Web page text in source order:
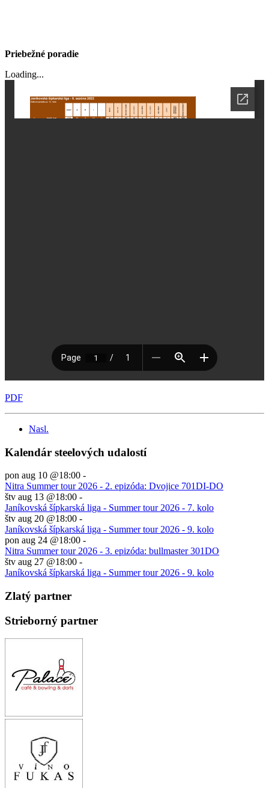
Priebežné poradie
Loading...
PDF
Nasl.
Kalendár steelových udalostí
pon aug 10 @18:00 -
Nitra Summer tour 2026 - 2. epizóda: Dvojice 701DI-DO
štv aug 13 @18:00 -
Janíkovská šípkarská liga - Summer tour 2026 - 7. kolo
štv aug 20 @18:00 -
Janíkovská šípkarská liga - Summer tour 2026 - 9. kolo
pon aug 24 @18:00 -
Nitra Summer tour 2026 - 3. epizóda: bullmaster 301DO
štv aug 27 @18:00 -
Janíkovská šípkarská liga - Summer tour 2026 - 9. kolo
Zlatý partner
Strieborný partner